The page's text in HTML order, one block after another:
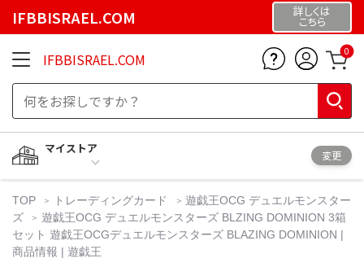
IFBBISRAEL.COM 詳しくは
こちら
IFBBISRAEL.COM 0
マイストア
変更
TOP トレーディングカード
遊戯王OCG デュエルモンスター
ズ
遊戯王OCG デュエルモンスターズ BLZING DOMINION 3箱
セット 遊戯王OCGデュエルモンスターズ BLAZING DOMINION |
商品情報 | 遊戯王